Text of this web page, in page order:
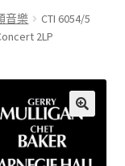
音樂
CTI 6054/5
2LP